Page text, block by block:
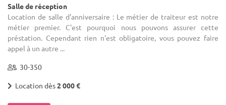
Salle de réception
Location de salle d'anniversaire : Le métier de traiteur est notre
métier premier. C'est pourquoi nous pouvons assurer cette
préstation. Cependant rien n'est obligatoire, vous pouvez faire
appel à un autre ...
30-350
Location dès2 000 €